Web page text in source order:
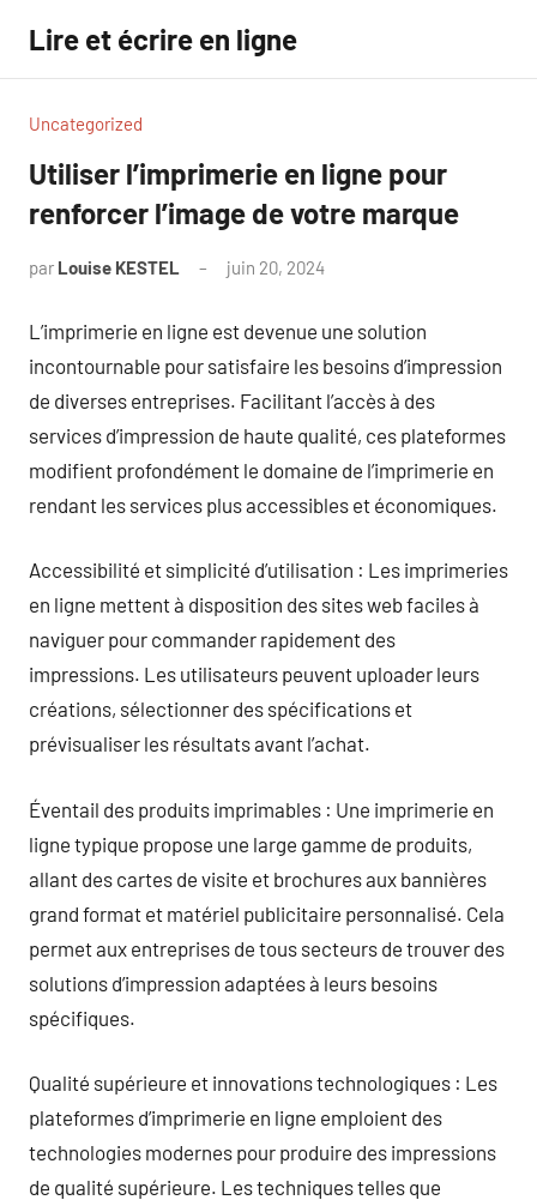
contenu
Lire et écrire en ligne
Uncategorized
Utiliser l’imprimerie en ligne pour
renforcer l’image de votre marque
par Louise KESTEL juin 20, 2024
L’imprimerie en ligne est devenue une solution
incontournable pour satisfaire les besoins d’impression
de diverses entreprises. Facilitant l’accès à des
services d’impression de haute qualité, ces plateformes
modifient profondément le domaine de l’imprimerie en
rendant les services plus accessibles et économiques.
Accessibilité et simplicité d’utilisation : Les imprimeries
en ligne mettent à disposition des sites web faciles à
naviguer pour commander rapidement des
impressions. Les utilisateurs peuvent uploader leurs
créations, sélectionner des spécifications et
prévisualiser les résultats avant l’achat.
Éventail des produits imprimables : Une imprimerie en
ligne typique propose une large gamme de produits,
allant des cartes de visite et brochures aux bannières
grand format et matériel publicitaire personnalisé. Cela
permet aux entreprises de tous secteurs de trouver des
solutions d’impression adaptées à leurs besoins
spécifiques.
Qualité supérieure et innovations technologiques : Les
plateformes d’imprimerie en ligne emploient des
technologies modernes pour produire des impressions
de qualité supérieure. Les techniques telles que